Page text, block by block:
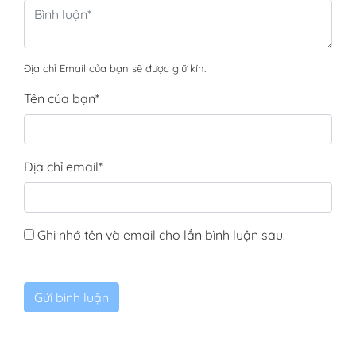
Địa chỉ Email của bạn sẽ được giữ kín.
Tên của bạn*
Địa chỉ email*
Ghi nhớ tên và email cho lần bình luận sau.